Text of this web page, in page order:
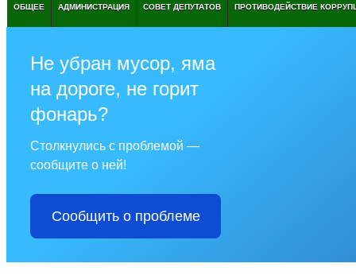
ОБЩЕЕ АДМИНИСТРАЦИЯ СОВЕТ ДЕПУТАТОВ ПРОТИВОДЕЙСТВИЕ
Не убран мусор, яма
на дороге, не горит
фонарь?
Столкнулись с проблемой —
сообщите о ней!
Сообщить о проблеме